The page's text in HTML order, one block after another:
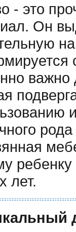
- это
Он
важно
лет.